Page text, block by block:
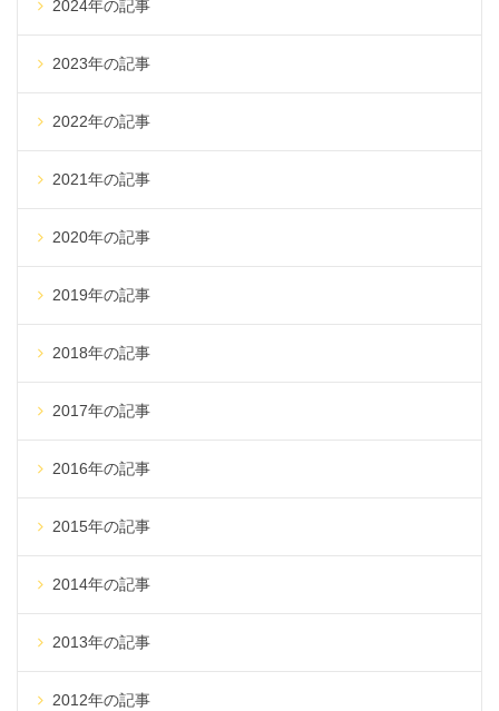
2024年の記事
2023年の記事
2022年の記事
2021年の記事
2020年の記事
2019年の記事
2018年の記事
2017年の記事
2016年の記事
2015年の記事
2014年の記事
2013年の記事
2012年の記事